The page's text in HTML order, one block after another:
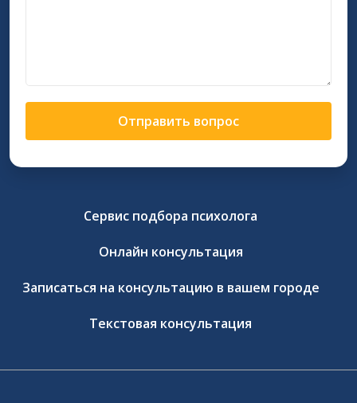
Отправить вопрос
Сервис подбора психолога
Онлайн консультация
Записаться на консультацию в вашем городе
Текстовая консультация